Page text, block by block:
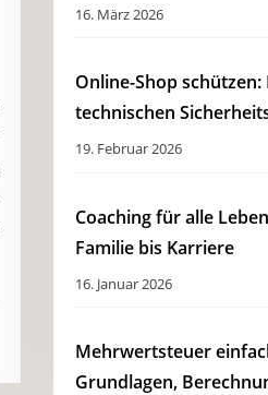
16. März 2026
Online-Shop
technischen
19. Februar 2026
Coaching für alle
Familie bis Karriere
16. Januar 2026
Mehrwertsteuer
Grundlagen,